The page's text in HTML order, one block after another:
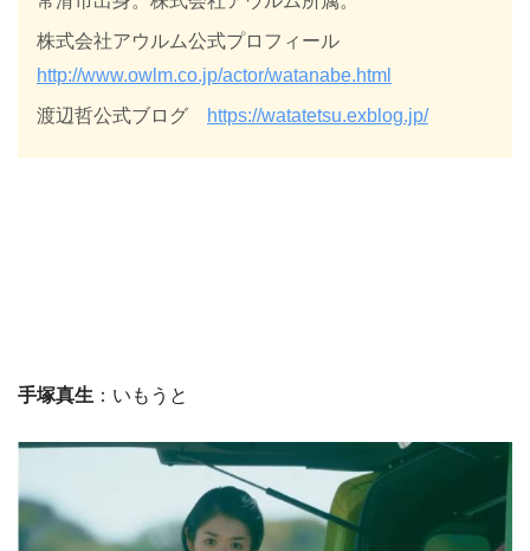
株式会社アウルム公式プロフィール
http://www.owlm.co.jp/actor/watanabe.html
渡辺哲公式ブログ
https://watatetsu.exblog.jp/
手塚真生 ：いもうと